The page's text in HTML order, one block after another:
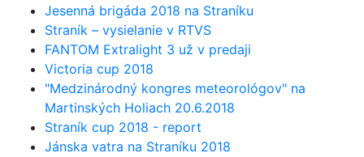
Jesenná brigáda 2018 na Straníku
Straník – vysielanie v RTVS
FANTOM Extralight 3 už v predaji
Victoria cup 2018
"Medzinárodný kongres meteorológov" na
Martinských Holiach 20.6.2018
Straník cup 2018 - report
Jánska vatra na Straníku 2018